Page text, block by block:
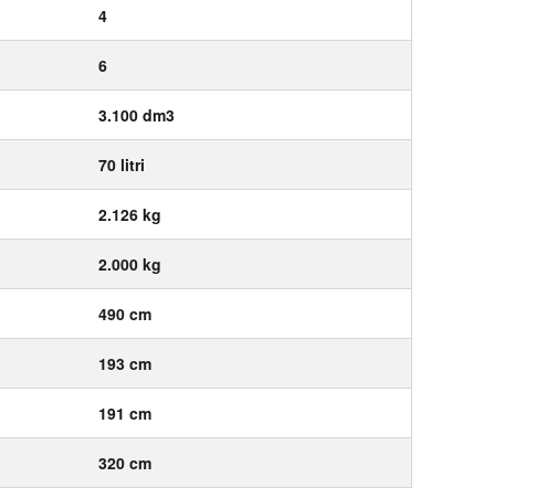
4
6
3.100 dm3
70 litri
2.126 kg
2.000 kg
490 cm
193 cm
191 cm
320 cm